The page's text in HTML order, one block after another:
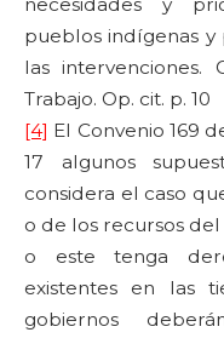
necesidades y
pueblos indígenas
las intervenciones.
Trabajo. Op. cit. p. 10
[4] El Convenio 169
17 algunos
considera el caso
o de los recursos
o este tenga
existentes en las
gobiernos